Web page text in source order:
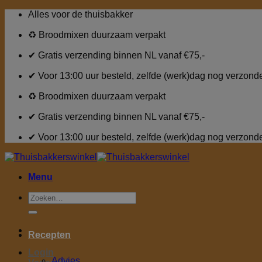
inhoud
Alles voor de thuisbakker
♻ Broodmixen duurzaam verpakt
✔ Gratis verzending binnen NL vanaf €75,-
✔ Voor 13:00 uur besteld, zelfde (werk)dag nog
♻ Broodmixen duurzaam verpakt
✔ Gratis verzending binnen NL vanaf €75,-
✔ Voor 13:00 uur besteld, zelfde (werk)dag nog
Menu
Zoeken
naar:
Login
Recepten